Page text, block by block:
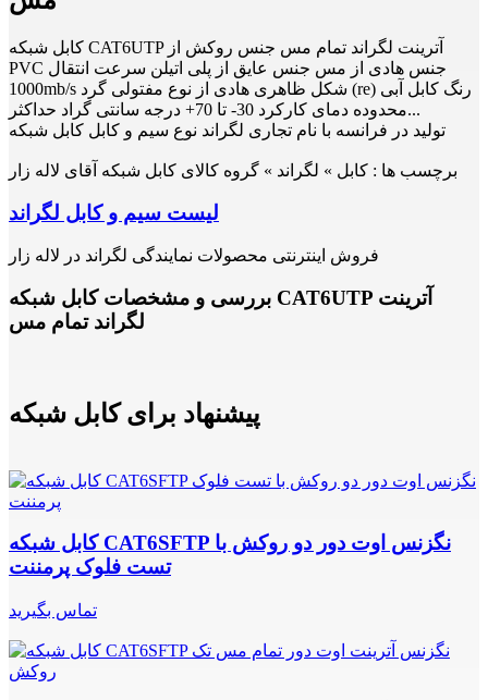
کابل شبکه CAT6UTP آترینت لگراند تمام مس جنس روکش از
PVC جنس هادی از مس جنس عایق از پلی اتیلن سرعت انتقال
1000mb/s شکل ظاهری هادی از نوع مفتولی گرد (re) رنگ کابل آبی
محدوده دمای کارکرد 30- تا 70+ درجه سانتی گراد حداکثر...
تولید در فرانسه با نام تجاری لگراند نوع سیم و کابل کابل شبکه
برچسب ها : کابل » لگراند » گروه کالای کابل شبکه آقای لاله زار
لیست سیم و کابل لگراند
فروش اینترنتی محصولات نمایندگی لگراند در لاله زار
بررسی و مشخصات کابل شبکه CAT6UTP آترینت
لگراند تمام مس
پیشنهاد برای کابل شبکه
کابل شبکه CAT6SFTP نگزنس اوت دور دو روکش با
تست فلوک پرمننت
تماس بگیرید